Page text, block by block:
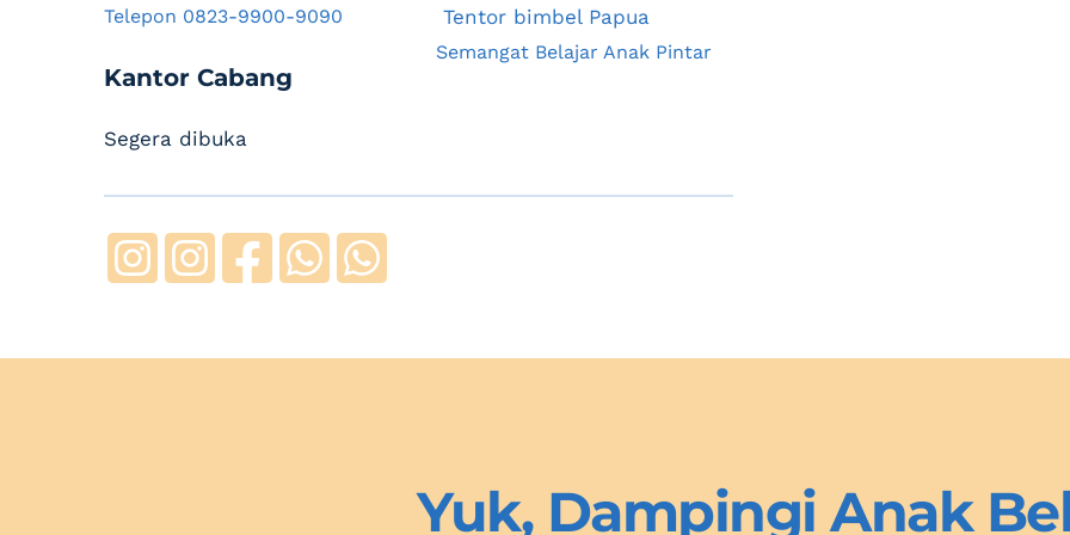
Telepon 0823-9900-9090
Kantor Cabang
Segera dibuka
Tentor bimbel Papua
Yuk, Dampingi Anak